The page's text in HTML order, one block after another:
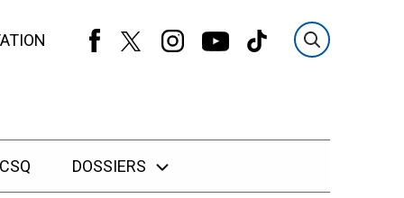
DOSSIERS